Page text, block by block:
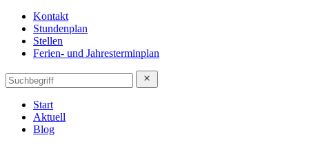
Kontakt
Stundenplan
Stellen
Ferien- und Jahresterminplan
Start
Aktuell
Blog